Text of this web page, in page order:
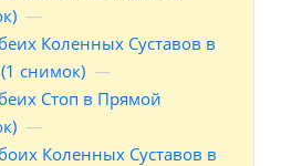
—
Коленных Суставов в
снимок) —
Стоп в Прямой
—
Коленных Суставов в